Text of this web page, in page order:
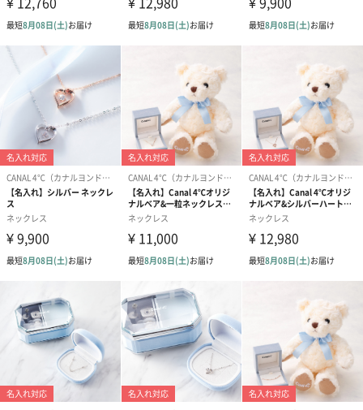
K10ピンクゴールド、キュービックジルコニア
パッケージに
ついて
外装：ジュエリーケース、ショッパー付き
添付物：取扱説明書
サイズ：長さ80mm×幅70mm×高さ45mm
重量：25g
※ジュエリーケースのデザインが変更になっている場
合がございます。
商品オプション情報
お届けボックスオプション
配送用のダンボールを装飾いたします。お相手のご住所に直接お
送りする際に人気のオプションです。お相手に直接手渡しする場
合は、紙袋との併用もおすすめです。